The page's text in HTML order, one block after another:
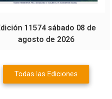
11574 sábado 08 de
agosto de 2026
Todas las Ediciones